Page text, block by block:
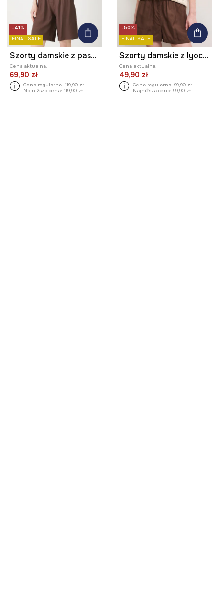
-41%
FINAL SALE
Szorty damskie z paskiem gładkie
Cena aktualna:
69,90 zł
Cena regularna: 119,90 zł
Najniższa cena: 119,90 zł
-50%
FINAL SALE
Szorty damskie z lyocellu gładkie
Cena aktualna:
49,90 zł
Cena regularna: 99,90 zł
Najniższa cena: 99,90 zł